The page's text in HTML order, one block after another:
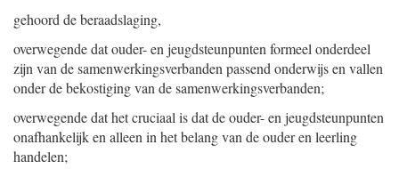
gehoord de beraadslaging,
overwegende dat ouder- en jeugdsteunpunten formeel onderdeel
zijn van de samenwerkingsverbanden passend onderwijs en vallen
onder de bekostiging van de samenwerkingsverbanden;
overwegende dat het cruciaal is dat de ouder- en jeugdsteunpunten
onafhankelijk en alleen in het belang van de ouder en leerling
handelen;